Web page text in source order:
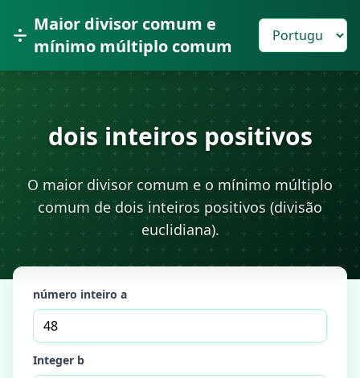
Maior divisor comum e
mínimo múltiplo comum
dois inteiros positivos
O maior divisor comum e o mínimo múltiplo
comum de dois inteiros positivos (divisão
euclidiana).
número inteiro a
Integer b